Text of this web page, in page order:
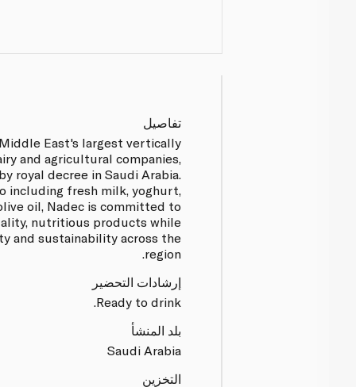
تفاصيل
East's largest vertically
and agricultural companies,
royal decree in Saudi Arabia.
including fresh milk, yoghurt,
oil, Nadec is committed to
nutritious products while
and sustainability across the
region.
إرشادات التحضير
Ready to drink.
بلد المنشأ
Saudi Arabia
التخزين